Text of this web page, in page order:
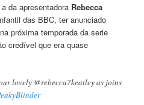
da apresentadora Rebecca
das BBC, ter anunciado
próxima temporada da serie
credível que era quase
lovely @rebecca7keatley as joins